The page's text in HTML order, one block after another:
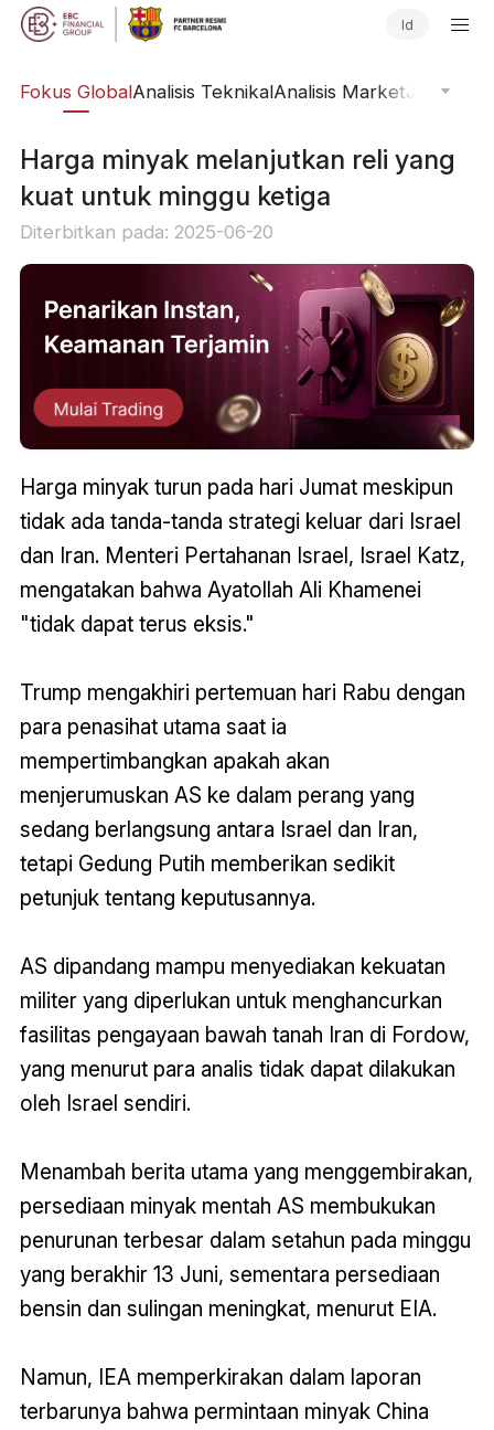
Id
Fokus GlobalAnalisis TeknikalAnalisis MarketJurnal
Harga minyak melanjutkan reli yang
kuat untuk minggu ketiga
Diterbitkan pada: 2025-06-20
Harga minyak turun pada hari Jumat meskipun
tidak ada tanda-tanda strategi keluar dari Israel
dan Iran. Menteri Pertahanan Israel, Israel Katz,
mengatakan bahwa Ayatollah Ali Khamenei
"tidak dapat terus eksis."
Trump mengakhiri pertemuan hari Rabu dengan
para penasihat utama saat ia
mempertimbangkan apakah akan
menjerumuskan AS ke dalam perang yang
sedang berlangsung antara Israel dan Iran,
tetapi Gedung Putih memberikan sedikit
petunjuk tentang keputusannya.
AS dipandang mampu menyediakan kekuatan
militer yang diperlukan untuk menghancurkan
fasilitas pengayaan bawah tanah Iran di Fordow,
yang menurut para analis tidak dapat dilakukan
oleh Israel sendiri.
Menambah berita utama yang menggembirakan,
persediaan minyak mentah AS membukukan
penurunan terbesar dalam setahun pada minggu
yang berakhir 13 Juni, sementara persediaan
bensin dan sulingan meningkat, menurut EIA.
Namun, IEA memperkirakan dalam laporan
terbarunya bahwa permintaan minyak China